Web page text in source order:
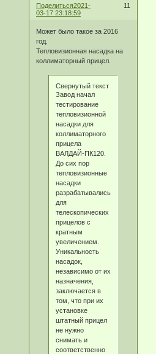
Поделиться 11
2021-
03-17 23:18:59
Может было такое за 2016
год.
Тепловизионная насадка на
коллиматорный прицел.
Свернутый текст
Завод начал
тестирование
тепловизионной
насадки для
коллиматорного
прицела
ВАЛДАЙ-ПК120.
До сих пор
тепловизионные
насадки
разрабатывались
для
телескопических
прицелов с
кратным
увеличением.
Уникальность
насадок,
независимо от их
назначения,
заключается в
том, что при их
установке
штатный прицел
не нужно
снимать и
соответственно